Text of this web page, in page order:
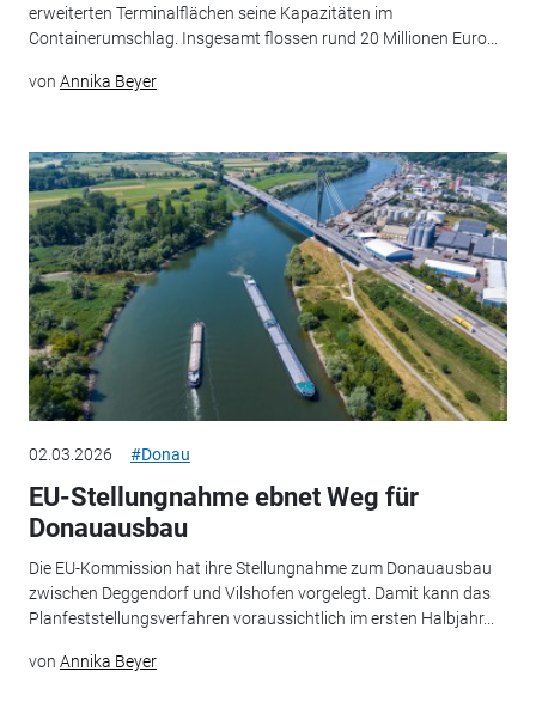
erweiterten Terminalflächen seine Kapazitäten im
Containerumschlag. Insgesamt flossen rund 20 Millionen Euro...
von Annika Beyer
02.03.2026 #Donau
EU-Stellungnahme ebnet Weg für
Donauausbau
Die EU-Kommission hat ihre Stellungnahme zum Donauausbau
zwischen Deggendorf und Vilshofen vorgelegt. Damit kann das
Planfeststellungsverfahren voraussichtlich im ersten Halbjahr...
von Annika Beyer